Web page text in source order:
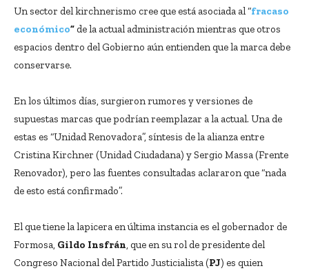
Un sector del kirchnerismo cree que está asociada al “fracaso
económico”de la actual administración mientras que otros
espacios dentro del Gobierno aún entienden que la marca debe
conservarse.
En los últimos días, surgieron rumores y versiones de
supuestas marcas que podrían reemplazar a la actual. Una de
estas es “Unidad Renovadora”, síntesis de la alianza entre
Cristina Kirchner (Unidad Ciudadana) y Sergio Massa (Frente
Renovador), pero las fuentes consultadas aclararon que “nada
de esto está confirmado”.
El que tiene la lapicera en última instancia es el gobernador de
Formosa, Gildo Insfrán, que en su rol de presidente del
Congreso Nacional del Partido Justicialista (PJ) es quien